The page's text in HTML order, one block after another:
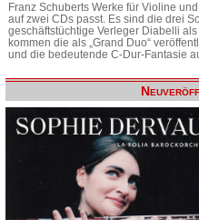
Franz Schuberts Werke für Violine
auf zwei CDs passt. Es sind die drei
geschäftstüchtige Verleger Diabelli
kommen die als „Grand Duo“
und die bedeutende C-Dur-Fantasie